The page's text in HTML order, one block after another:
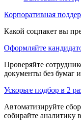
Корпоративная
Какой соцпакет вы
Оформляйте
Проверяйте
документы без бумаг
Ускорьте подбор в 2
Автоматизируйте
собирайте аналитику